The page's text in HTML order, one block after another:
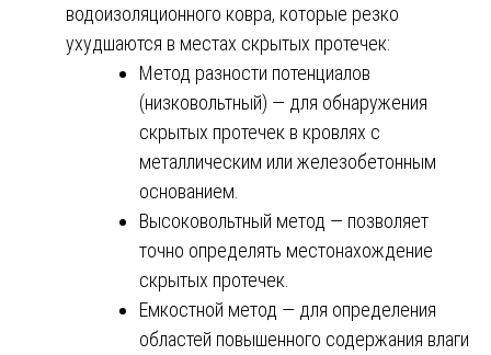
водоизоляционного ковра, которые резко
ухудшаются в местах скрытых протечек:
Метод разности потенциалов
(низковольтный) — для обнаружения
скрытых протечек в кровлях с
металлическим или железобетонным
основанием.
Высоковольтный метод — позволяет
точно определять местонахождение
скрытых протечек.
Емкостной метод — для определения
областей повышенного содержания влаги